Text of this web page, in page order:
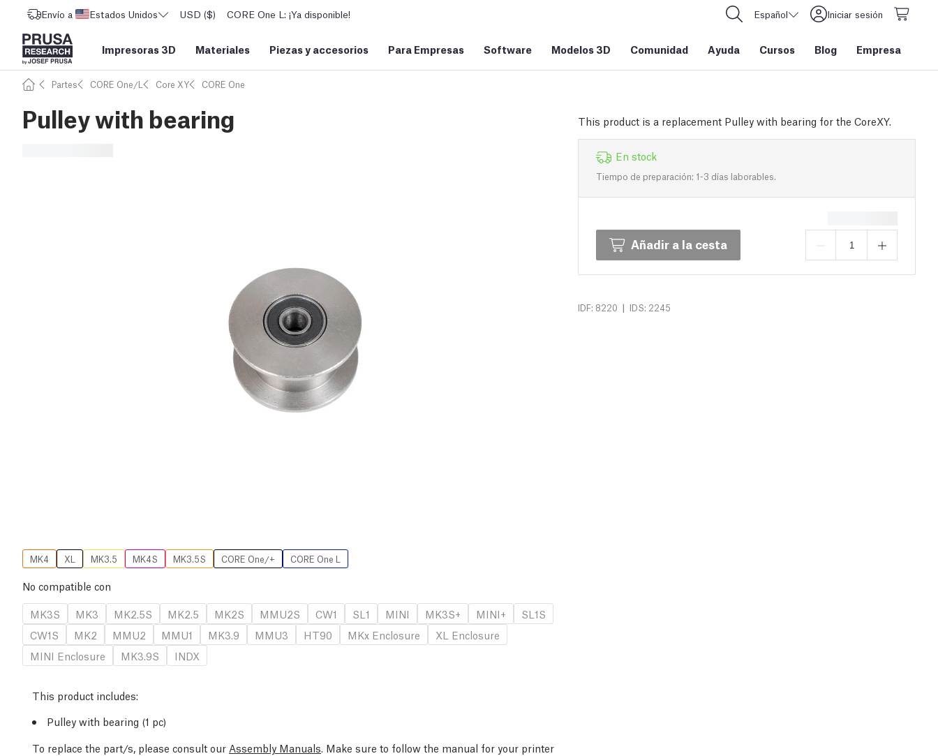
Envío a Estados Unidos USD ($) CORE One L: ¡Ya disponible! Español Iniciar sesión
Impresoras 3D Materiales Piezas y accesorios Para Empresas Software Modelos 3D Comunidad Ayuda Cursos Blog Empresa
Partes CORE One/L Core XY CORE One
Pulley with bearing This product is a replacement Pulley with bearing for the CoreXY.
En stock
Tiempo de preparación: 1-3 días laborables.
Añadir a la cesta
IDF: 8220 | IDS: 2245
MK4 XL MK3.5 MK4S MK3.5S CORE One/+ CORE One L
No compatible con
MK3S
MK3 MK2.5S MK2.5 MK2S MMU2S CW1 SL1 MINI MK3S+ MINI+
SL1S
CW1S
MK2 MMU2 MMU1 MK3.9 MMU3 HT90 MKx Enclosure
XL Enclosure
MINI Enclosure
MK3.9S INDX
This product includes:
Pulley with bearing (1 pc)
To replace the part/s, please consult our Assembly Manuals. Make sure to follow the manual for your printer